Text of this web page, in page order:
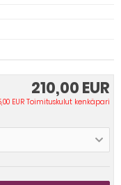
210,00 EUR
EUR Toimituskulut kenkäpari